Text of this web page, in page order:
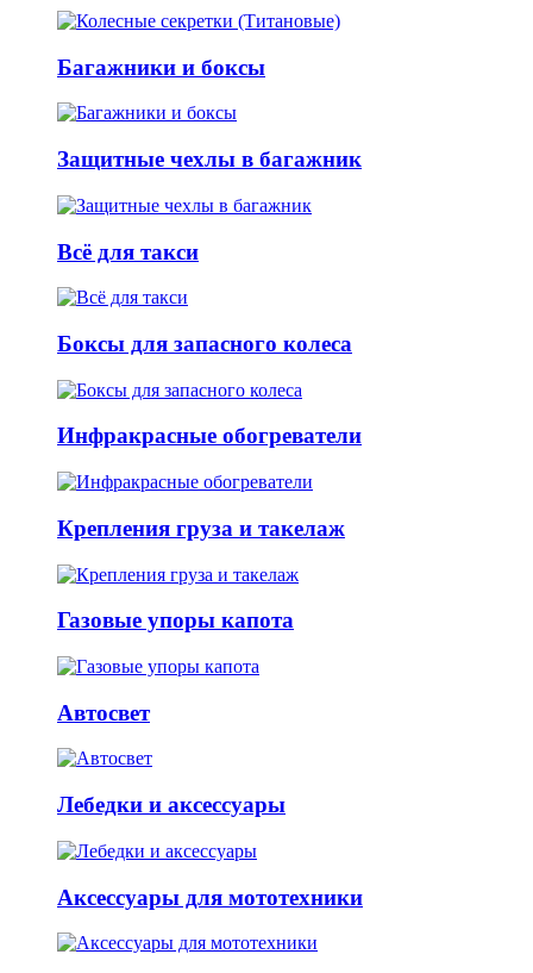
Багажники и боксы
Защитные чехлы в багажник
Всё для такси
Боксы для запасного колеса
Инфракрасные обогреватели
Крепления груза и такелаж
Газовые упоры капота
Автосвет
Лебедки и аксессуары
Аксессуары для мототехники